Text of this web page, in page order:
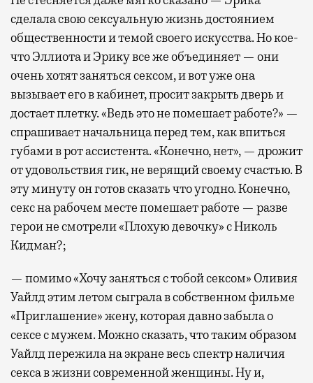
сделала свою сексуальную жизнь достоянием
общественности и темой своего искусства. Но кое-
что Эллиота и Эрику все же объединяет — они
очень хотят заняться сексом, и вот уже она
вызывает его в кабинет, просит закрыть дверь и
достает плетку. «Ведь это не помешает работе?» —
спрашивает начальница перед тем, как впиться
губами в рот ассистента. «Конечно, нет», — дрожит
от удовольствия гик, не верящий своему счастью. В
эту минуту он готов сказать что угодно. Конечно,
секс на рабочем месте помешает работе — разве
герои не смотрели «Плохую девочку» с Николь
Кидман?;
— помимо «Хочу заняться с тобой сексом» Оливия
Уайлд этим летом сыграла в собственном фильме
«Приглашение» жену, которая давно забыла о
сексе с мужем. Можно сказать, что таким образом
Уайлд пережила на экране весь спектр наличия
секса в жизни современной женщины. Ну и,